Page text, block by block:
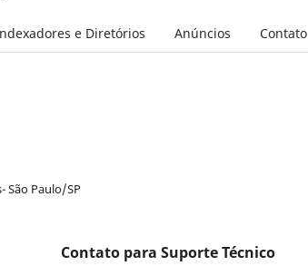
e Diretórios Anúncios Contato
São Paulo/SP
Contato para Suporte Técnico